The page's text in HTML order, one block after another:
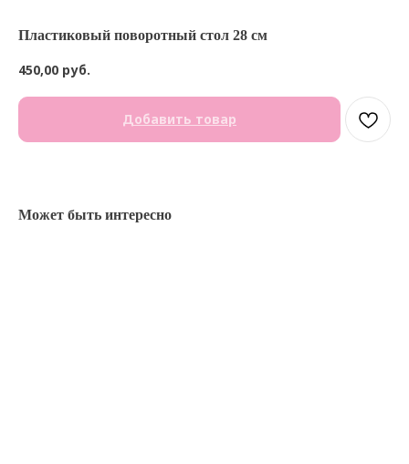
Пластиковый поворотный стол 28 см
450,00 руб.
Добавить товар
Может быть интересно